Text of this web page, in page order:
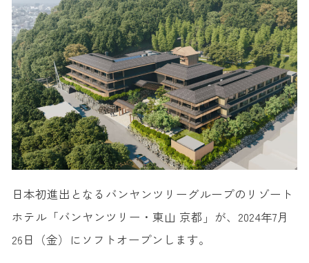
日本初進出となるバンヤンツリーグループのリゾート
ホテル「バンヤンツリー・東山 京都」が、2024年7月
26日（金）にソフトオープンします。